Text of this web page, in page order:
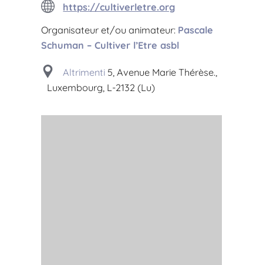
https://cultiverletre.org
Organisateur et/ou animateur: Pascale
Schuman – Cultiver l’Etre asbl
Altrimenti 5, Avenue Marie Thérèse.,
Luxembourg, L-2132 (Lu)